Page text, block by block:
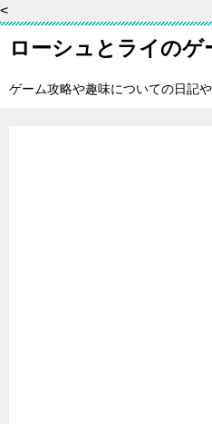
<
ローシュとライのゲ
ゲーム攻略や趣味についての日記